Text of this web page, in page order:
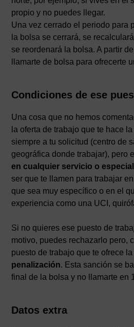
propio y no puedes llegar.
Una vez cerrado el periodo para
la bolsa se cerrará, se
se reordenará la bolsa. A partir
llamarte de bolsa para ofrecerte
Condiciones de ese
Una cosa que no hemos
la oferta de trabajo que te hace
siempre a tu solicitud (centro de
geográfica donde trabajar), pero el
en cualquier servicio o
ser que te llamen para trabajar
que sea muy específico o en el
experiencia como una UCI,
Si no quieres ese puesto de
motivo, puedes rechazarlo pero,
puesto de trabajo que te ofrece
penalización. Esta sanción se
final de la bolsa y no llamarte en
Datos extra